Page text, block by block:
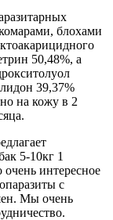
блохами
50,48%, а
39,37%
на кожу в 2
5-10кг 1
очень интересное
с
Мы очень